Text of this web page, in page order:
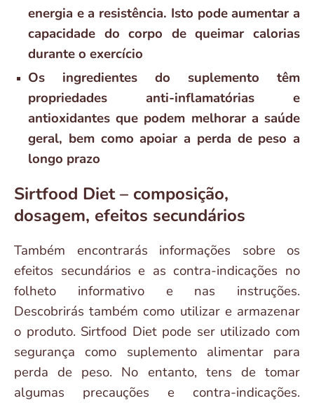
energia e a resistência. Isto pode aumentar a
capacidade do corpo de queimar calorias
durante o exercício
Os ingredientes do suplemento têm
propriedades anti-inflamatórias e
antioxidantes que podem melhorar a saúde
geral, bem como apoiar a perda de peso a
longo prazo
Sirtfood Diet – composição,
dosagem, efeitos secundários
Também encontrarás informações sobre os
efeitos secundários e as contra-indicações no
folheto informativo e nas instruções.
Descobrirás também como utilizar e armazenar
o produto. Sirtfood Diet pode ser utilizado com
segurança como suplemento alimentar para
perda de peso. No entanto, tens de tomar
algumas precauções e contra-indicações.